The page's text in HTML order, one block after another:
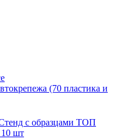
(70 пластика и
с образцами ТОП
10 шт